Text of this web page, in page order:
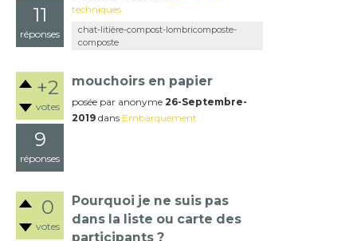
11
réponses
techniques
chat-litière-compost-lombricomposte-
composte
+2
votes
9
réponses
mouchoirs en papier
posée par anonyme 26-Septembre-
2019 dans Embarquement
0
votes
Pourquoi je ne suis pas
dans la liste ou carte des
participants ?